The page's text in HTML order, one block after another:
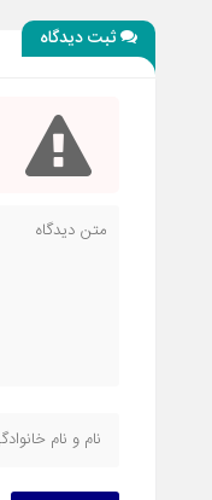
ثبت دیدگاه